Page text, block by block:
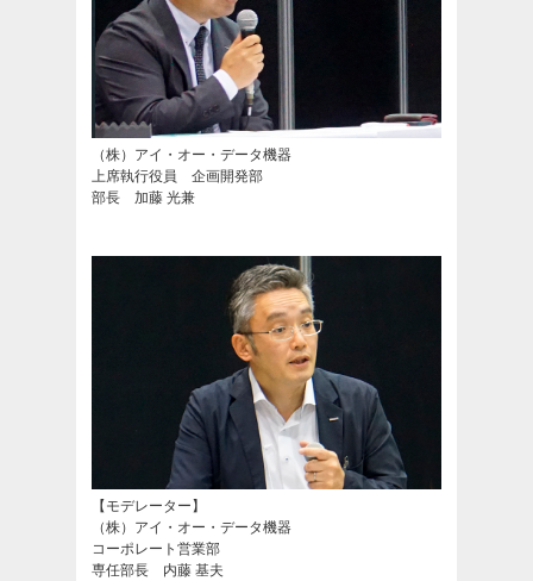
（株）アイ・オー・データ機器
上席執行役員 企画開発部
部長 加藤 光兼
【モデレーター】
（株）アイ・オー・データ機器
コーポレート営業部
専任部長 内藤 基夫